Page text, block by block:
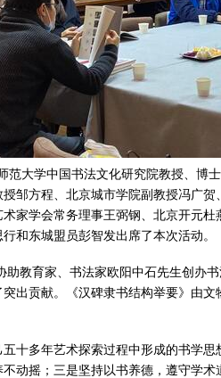
范大学中国书法文化研究院教授、博
邹方程、北京城市学院副教授冯广
家学会常务理事王弼钢、北京开元
和东城盟员彭智发出席了本次活动。
助教育家、书法家欧阳中石先生创办
出贡献。《汉碑隶书结构举要》由
十多年艺术探索过程中形成的书学
动摇；三是坚持以书养德，遵守学